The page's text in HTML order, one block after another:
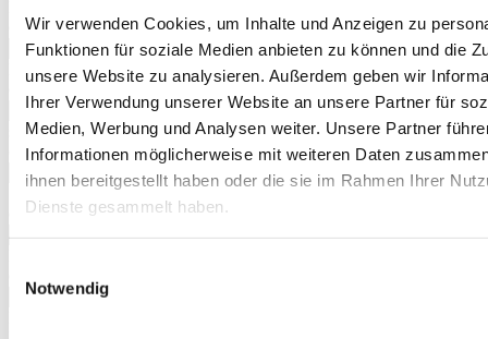
Wir verwenden Cookies, um Inhalte und Anzeigen zu
Funktionen für soziale Medien anbieten zu können und die
unsere Website zu analysieren. Außerdem geben wir
Ihrer Verwendung unserer Website an unsere Partner für
Medien, Werbung und Analysen weiter. Unsere Partner
Informationen möglicherweise mit weiteren Daten
ihnen bereitgestellt haben oder die sie im Rahmen Ihrer
Dienste gesammelt haben.
Notwendig
(*)
Bitte geben Sie Ihre Straße und
Hausnummer ein.
Die PLZ scheint nicht korrekt zu sein,
sie darf zudem nur 5 Zahlen enthalten.
(*)
Bitte geben Sie einen Ort an.
Sonderzeichen nur Bindestrich und Punkte erlaubt.
(*)
Bitte ausschließlich Zahlen (und